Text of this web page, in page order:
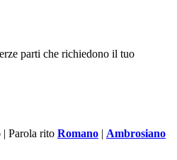
parti che richiedono il tuo
| Parola rito Romano | Ambrosiano